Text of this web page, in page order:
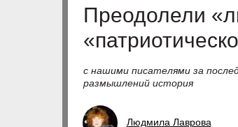
Преодолели
с нашими писателями за
размышлений история
Людмила Лаврова